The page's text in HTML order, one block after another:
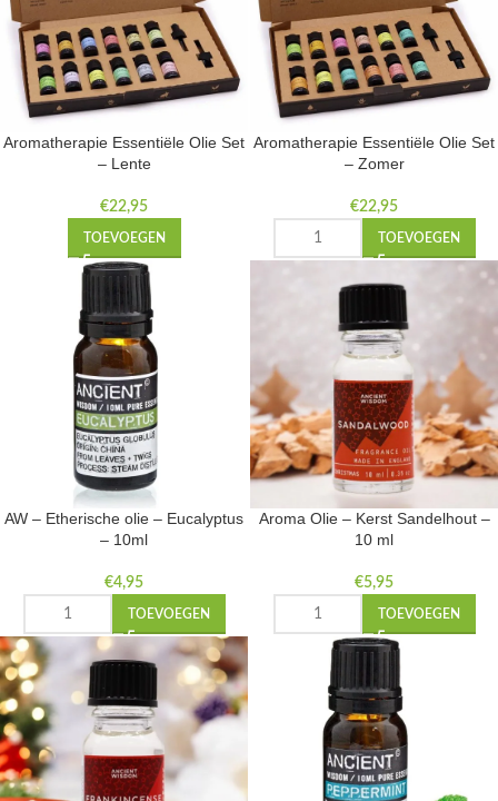
Aromatherapie Essentiële Olie Set
– Lente
€22,95
TOEVOEGEN
Aromatherapie Essentiële Olie Set
– Zomer
€22,95
TOEVOEGEN
AW – Etherische olie – Eucalyptus
– 10ml
€4,95
TOEVOEGEN
Aroma Olie – Kerst Sandelhout –
10 ml
€5,95
TOEVOEGEN